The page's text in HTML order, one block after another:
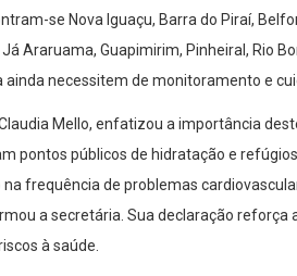
se Nova Iguaçu, Barra do Piraí,
Araruama, Guapimirim, Pinheiral, Rio
necessitem de monitoramento e
Mello, enfatizou a importância
pontos públicos de hidratação e
frequência de problemas
a secretária. Sua declaração
à saúde.